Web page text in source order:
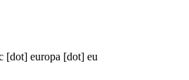
[dot] europa [dot] eu